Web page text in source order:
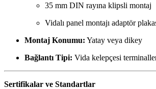
35 mm DIN rayına klipsli montaj
Vidalı panel montajı adaptör
Montaj Konumu: Yatay veya dikey
Bağlantı Tipi: Vida kelepçesi
Sertifikalar ve Standartlar